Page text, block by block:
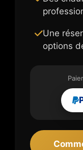
Une
options